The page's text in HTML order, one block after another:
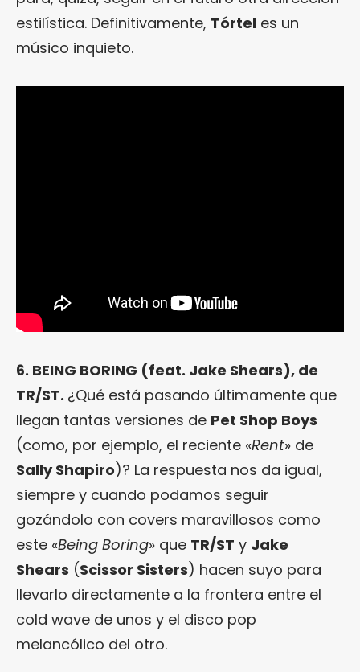
estilística. Definitivamente, Tórtel es un
músico inquieto.
6. BEING BORING (feat. Jake Shears), de
TR/ST. ¿Qué está pasando últimamente que
llegan tantas versiones de Pet Shop Boys
(como, por ejemplo, el reciente «Rent» de
Sally Shapiro)? La respuesta nos da igual,
siempre y cuando podamos seguir
gozándolo con covers maravillosos como
este «Being Boring» que TR/ST y Jake
Shears (Scissor Sisters) hacen suyo para
llevarlo directamente a la frontera entre el
cold wave de unos y el disco pop
melancólico del otro.